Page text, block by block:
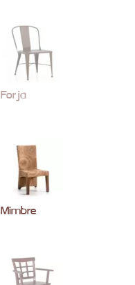
Forja
Mimbre